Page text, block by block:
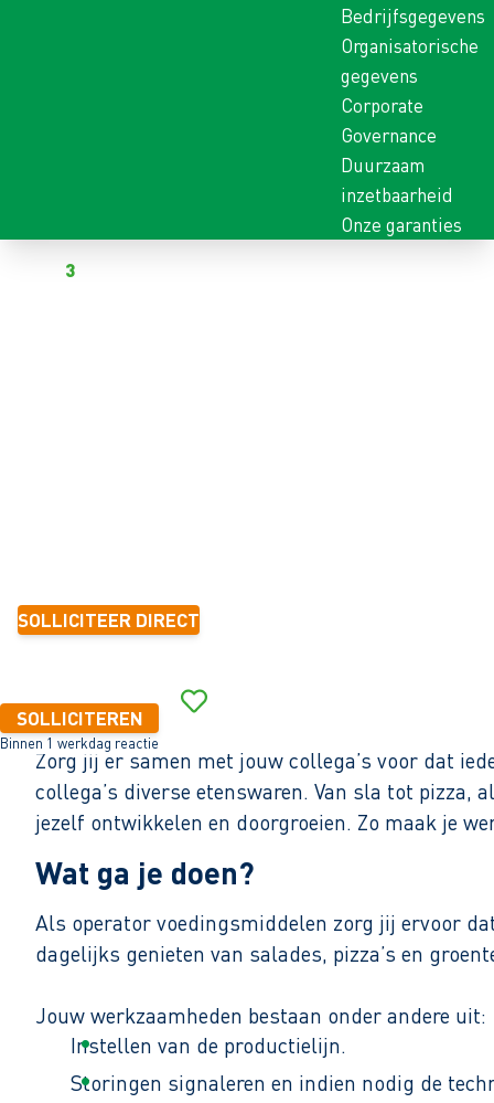
Bedrijfsgegevens
Organisatorische
gegevens
Corporate
Governance
Duurzaam
inzetbaarheid
Onze garanties
3
SOLLICITEER DIRECT
SOLLICITEREN
Binnen 1 werkdag reactie
Zorg jij er samen met jouw collega’s voor dat
collega’s diverse etenswaren. Van sla tot
jezelf ontwikkelen en doorgroeien. Zo maak je
Wat ga je doen?
Als operator voedingsmiddelen zorg jij ervoor
dagelijks genieten van salades, pizza’s en
Jouw werkzaamheden bestaan onder andere uit:
Instellen van de productielijn.
Storingen signaleren en indien nodig de